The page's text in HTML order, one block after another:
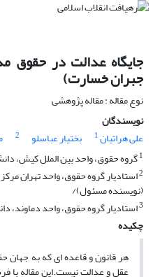
جایگاه عدالت در حقوق
جبران خسارت)
نوع مقاله : مقاله پژوهشی
نویسندگان
علی هراتیان1 بختیار عباسلو 2
1گروه حقوق، واحد بین الملل کیش،
2استادیار گروه حقوق، واحد تهران
(نویسنده مسئول)/
3استادیار گروه حقوق، واحد دماوند،
چکیده
هر قانون و قاعده ای که به جهان
عقل و عدالت نیست.این مقاله